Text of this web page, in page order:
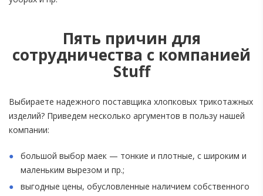
Пять причин для
сотрудничества с компанией
Stuff
Выбираете надежного поставщика хлопковых трикотажных
изделий? Приведем несколько аргументов в пользу нашей
компании:
большой выбор маек — тонкие и плотные, с широким и
маленьким вырезом и пр.;
выгодные цены, обусловленные наличием собственного